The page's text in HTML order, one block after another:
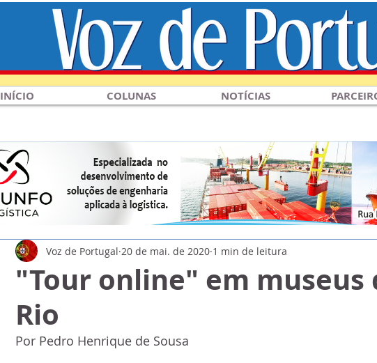
INÍCIO COLUNAS NOTÍCIAS
"Tour online" em museus
Rio
Voz de Portugal 20 de mai. de 2020 1 min de leitura
Por Pedro Henrique de Sousa